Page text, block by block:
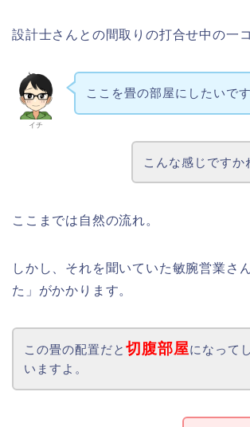
設計士さんとの間取りの打合せ中の一コ
イチ
ここを畳の部屋にしたいです
こんな感じですか
ここまでは自然の流れ。
しかし、それを聞いていた敏腕営業さ
た」がかかります。
この畳の配置だと 切腹部屋になって
いますよ。